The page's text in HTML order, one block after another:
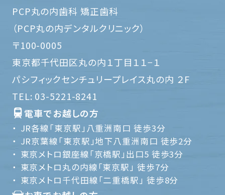
PCP丸の内歯科 矯正歯科
（PCP丸の内デンタルクリニック）
〒100-0005
東京都千代田区丸の内１丁目１１−１
パシフィックセンチュリープレイス丸の内 ２F
TEL: 03-5221-8241
電車でお越しの方
JR各線「東京駅」八重洲南口 徒歩3分
JR京葉線「東京駅」地下八重洲南口 徒歩2分
東京メトロ銀座線「京橋駅」出口5 徒歩3分
東京メトロ丸の内線「東京駅」 徒歩7分
東京メトロ千代田線「二重橋駅」 徒歩8分